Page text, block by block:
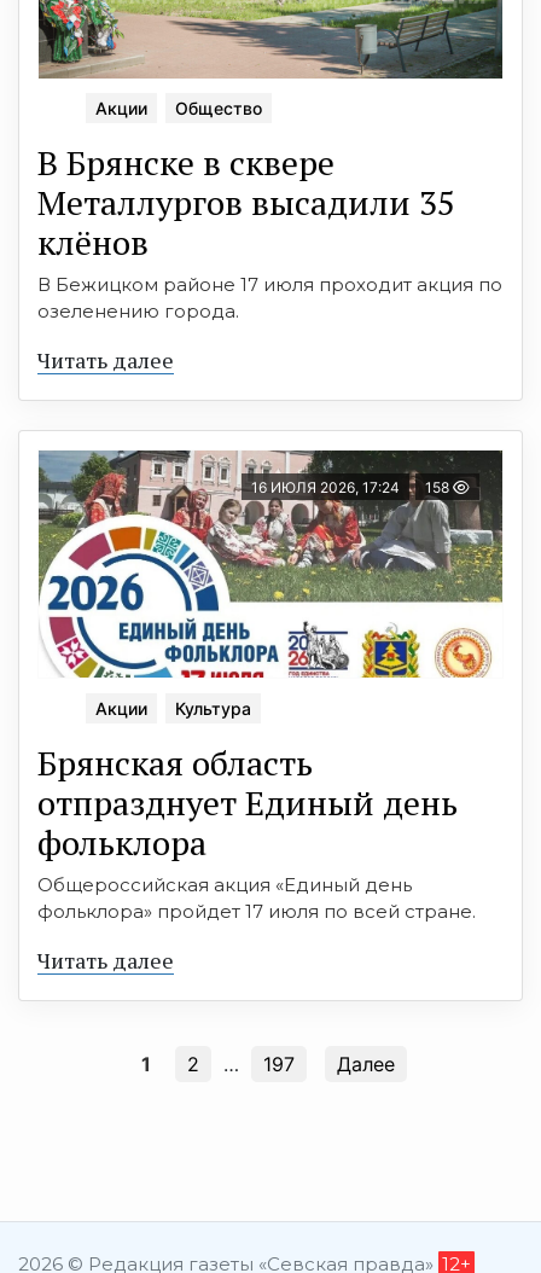
Акции Общество
В Брянске в сквере
Металлургов высадили 35
клёнов
В Бежицком районе 17 июля проходит акция по
озеленению города.
Читать далее
16 ИЮЛЯ 2026, 17:24 158
Акции Культура
Брянская область
отпразднует Единый день
фольклора
Общероссийская акция «Единый день
фольклора» пройдет 17 июля по всей стране.
Читать далее
1 2 … 197 Далее
2026 © Редакция газеты «Севская правда» 12+